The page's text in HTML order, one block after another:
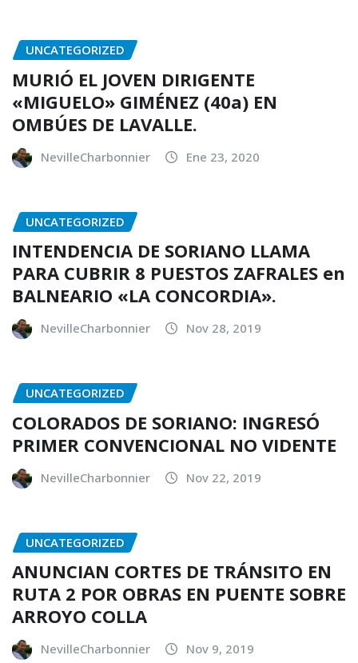
UNCATEGORIZED
MURIÓ EL JOVEN DIRIGENTE
«MIGUELO» GIMÉNEZ (40a) EN
OMBÚES DE LAVALLE.
NevilleCharbonnier Ene 23, 2020
UNCATEGORIZED
INTENDENCIA DE SORIANO LLAMA
PARA CUBRIR 8 PUESTOS ZAFRALES en
BALNEARIO «LA CONCORDIA».
NevilleCharbonnier Nov 28, 2019
UNCATEGORIZED
COLORADOS DE SORIANO: INGRESÓ
PRIMER CONVENCIONAL NO VIDENTE
NevilleCharbonnier Nov 22, 2019
UNCATEGORIZED
ANUNCIAN CORTES DE TRÁNSITO EN
RUTA 2 POR OBRAS EN PUENTE SOBRE
ARROYO COLLA
NevilleCharbonnier Nov 9, 2019